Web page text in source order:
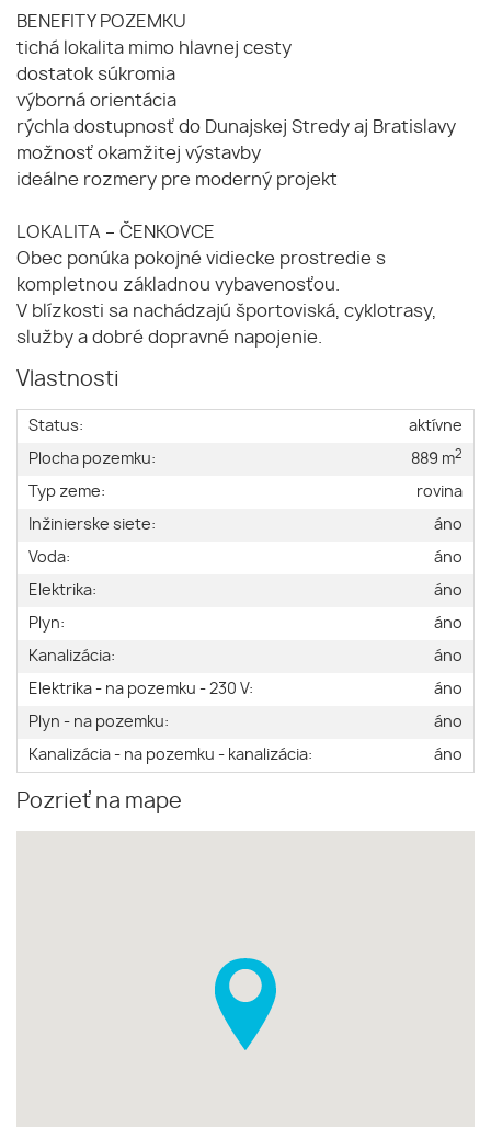
BENEFITY POZEMKU
tichá lokalita mimo hlavnej cesty
dostatok súkromia
výborná orientácia
rýchla dostupnosť do Dunajskej Stredy aj Bratislavy
možnosť okamžitej výstavby
ideálne rozmery pre moderný projekt
LOKALITA – ČENKOVCE
Obec ponúka pokojné vidiecke prostredie s
kompletnou základnou vybavenosťou.
V blízkosti sa nachádzajú športoviská, cyklotrasy,
služby a dobré dopravné napojenie.
Vlastnosti
Status:
aktívne
Plocha pozemku:
889 m2
Typ zeme:
rovina
Inžinierske siete:
áno
Voda:
áno
Elektrika:
áno
Plyn:
áno
Kanalizácia:
áno
Elektrika - na pozemku - 230 V:
áno
Plyn - na pozemku:
áno
Kanalizácia - na pozemku - kanalizácia:
áno
Pozrieť na mape